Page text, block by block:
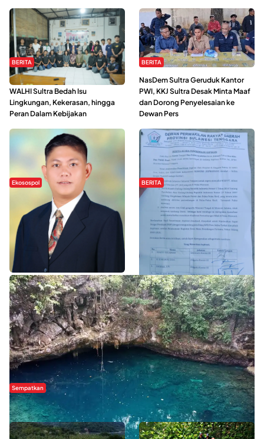
BERITA
Refleksi Gerakan Perempuan,
WALHI Sultra Bedah Isu
Lingkungan, Kekerasan, hingga
Peran Dalam Kebijakan
BERITA
NasDem Sultra Geruduk Kantor
PWI, KKJ Sultra Desak Minta Maaf
dan Dorong Penyelesaian ke
Dewan Pers
Ekosospol
Slogan Pemberdayaan Lokal
Dinilai Hanya Pemanis, Tokoh
Pemuda Wilalang Kritik Dominasi
Orang Luar
BERITA
Hipmawani Bersama DPRD Sultra
Sepakati RDP Perihal IUP
Pertambangan di Pulau Wawonii
WISATA SULTRA >>
Sempatkan
Danau Rebi-Rebi, Pesona Alam Tersembunyi di Morowali